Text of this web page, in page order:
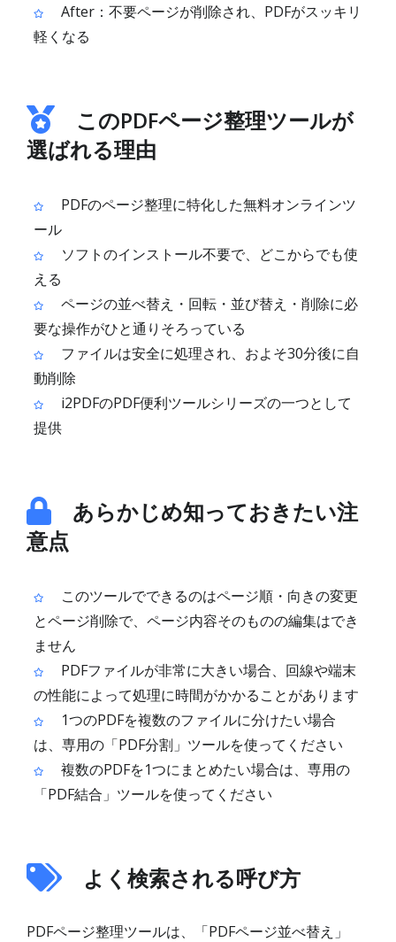
After：不要ページが削除され、PDFがスッキリ
軽くなる
このPDFページ整理ツールが
選ばれる理由
PDFのページ整理に特化した無料オンラインツ
ール
ソフトのインストール不要で、どこからでも使
える
ページの並べ替え・回転・並び替え・削除に必
要な操作がひと通りそろっている
ファイルは安全に処理され、およそ30分後に自
動削除
i2PDFのPDF便利ツールシリーズの一つとして
提供
あらかじめ知っておきたい注
意点
このツールでできるのはページ順・向きの変更
とページ削除で、ページ内容そのものの編集はでき
ません
PDFファイルが非常に大きい場合、回線や端末
の性能によって処理に時間がかかることがあります
1つのPDFを複数のファイルに分けたい場合
は、専用の「PDF分割」ツールを使ってください
複数のPDFを1つにまとめたい場合は、専用の
「PDF結合」ツールを使ってください
よく検索される呼び方
PDFページ整理ツールは、「PDFページ並べ替え」